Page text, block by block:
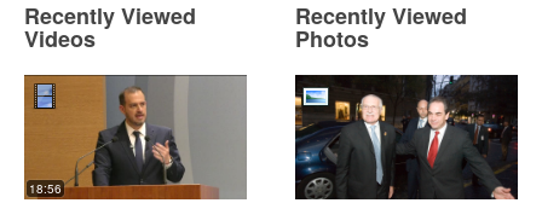
Recently Viewed
Videos
18:56
Recently Viewed
Photos